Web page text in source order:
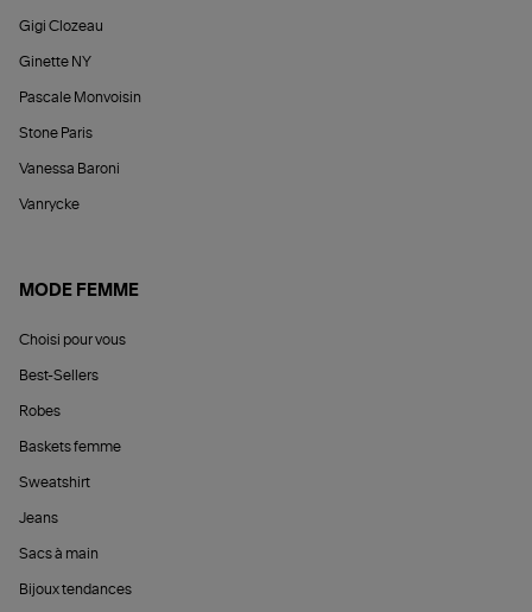
Gigi Clozeau
Ginette NY
Pascale Monvoisin
Stone Paris
Vanessa Baroni
Vanrycke
MODE FEMME
Choisi pour vous
Best-Sellers
Robes
Baskets femme
Sweatshirt
Jeans
Sacs à main
Bijoux tendances